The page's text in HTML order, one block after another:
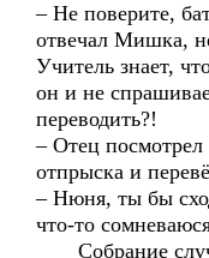
– Не поверите,
отвечал Мишка,
Учитель знает,
он и не
переводить?!
– Отец посмотрел
отпрыска и
– Нюня, ты бы
что-то
Собрание